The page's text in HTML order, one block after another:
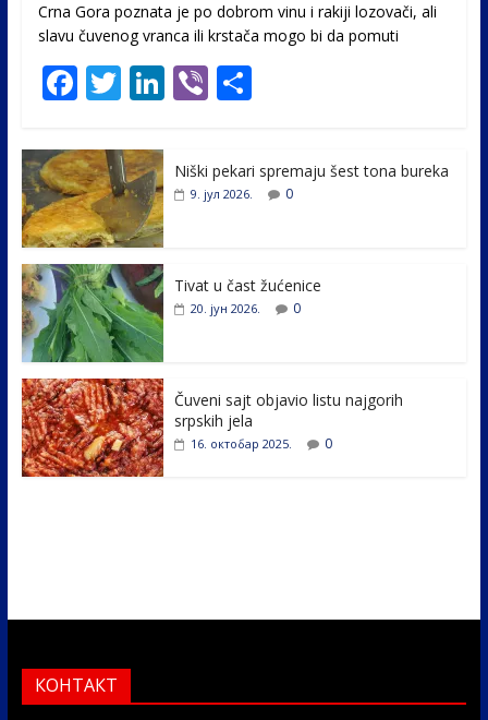
Crna Gora poznata je po dobrom vinu i rakiji lozovači, ali
slavu čuvenog vranca ili krstača mogo bi da pomuti
F
e
b
o
o
k
T
itt
er
Li
e
Vi
er
S
e
Niški pekari spremaju šest tona bureka
9. јул 2026. 0
Tivat u čast žućenice
20. јун 2026. 0
Čuveni sajt objavio listu najgorih
srpskih jela
16. октобар 2025. 0
КОНТАКТ